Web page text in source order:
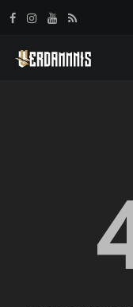
Panneau de gestion